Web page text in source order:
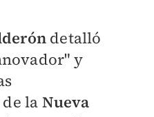
detalló
y
la Nueva